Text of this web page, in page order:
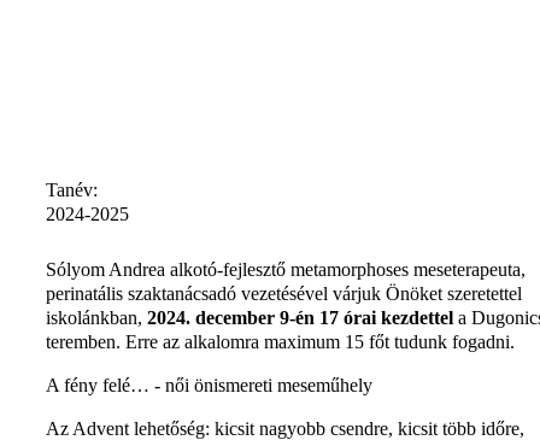
Tanév:
2024-2025
Sólyom Andrea alkotó-fejlesztő metamorphoses meseterapeuta,
perinatális szaktanácsadó vezetésével várjuk Önöket szeretettel
iskolánkban, 2024. december 9-én 17 órai kezdettel a
teremben. Erre az alkalomra maximum 15 főt tudunk fogadni.
A fény felé… - női önismereti meseműhely
Az Advent lehetőség: kicsit nagyobb csendre, kicsit több időre,